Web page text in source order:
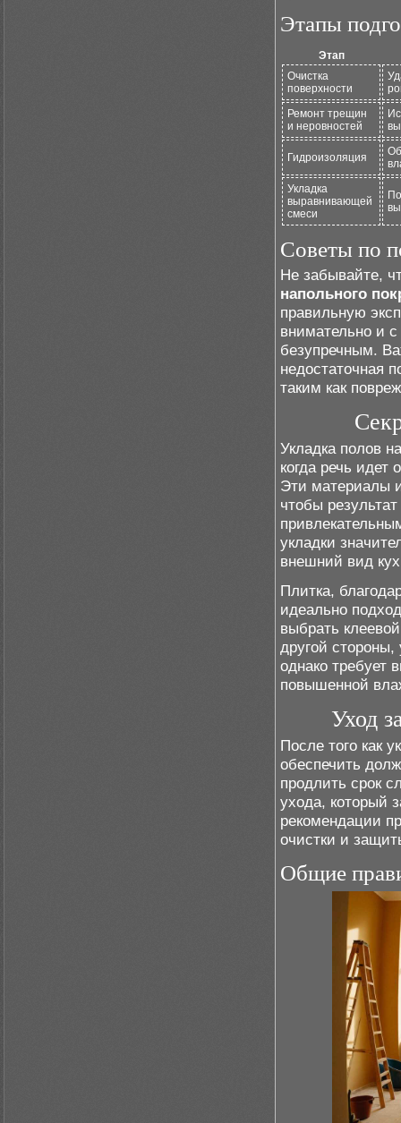
Этапы
Этап
Очистка
поверхности
Ремонт трещин
и неровностей
Гидроизоляция
Укладка
выравнивающей
смеси
Советы по
Не забывайте,
напольного
правильную
внимательно и
безупречным.
недостаточная
таким как
Укладка полов
когда речь идет
Эти материалы
чтобы
укладки
внешний вид
Плитка,
идеально
выбрать
другой стороны,
однако требует
повышенной
Уход
После того как
обеспечить
продлить срок
ухода, который
рекомендации
очистки и
Общие